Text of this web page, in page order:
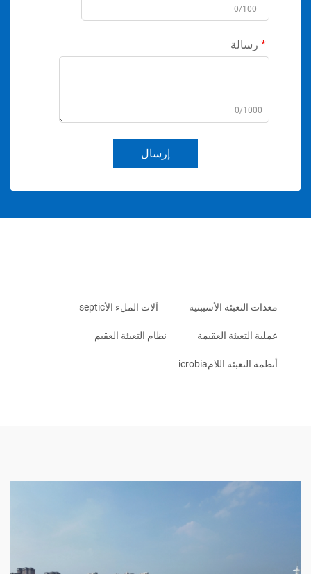
0/100
رسالة
0/1000
إرسال
معدات التعبئة الأسيبتية آلات الملء الأseptic
عملية التعبئة العقيمة نظام التعبئة العقيم
أنظمة التعبئة اللامicrobia